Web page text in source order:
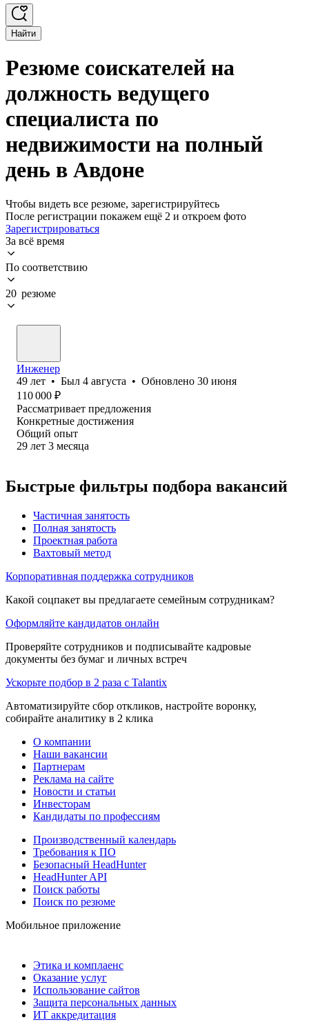
Найти
Резюме соискателей на
должность ведущего
специалиста по
недвижимости на полный
день в Авдоне
Чтобы видеть все резюме, зарегистрируйтесь
После регистрации покажем ещё 2 и откроем фото
Зарегистрироваться
За всё время
По соответствию
20 резюме
Инженер
49 лет • Был 4 августа • Обновлено 30 июня
110 000 ₽
Рассматривает предложения
Конкретные достижения
Общий опыт
29 лет 3 месяца
Быстрые фильтры подбора вакансий
Частичная занятость
Полная занятость
Проектная работа
Вахтовый метод
Корпоративная поддержка сотрудников
Какой соцпакет вы предлагаете семейным сотрудникам?
Оформляйте кандидатов онлайн
Проверяйте сотрудников и подписывайте кадровые
документы без бумаг и личных встреч
Ускорьте подбор в 2 раза с Talantix
Автоматизируйте сбор откликов, настройте воронку,
собирайте аналитику в 2 клика
О компании
Наши вакансии
Партнерам
Реклама на сайте
Новости и статьи
Инвесторам
Кандидаты по профессиям
Производственный календарь
Требования к ПО
Безопасный HeadHunter
HeadHunter API
Поиск работы
Поиск по резюме
Мобильное приложение
Этика и комплаенс
Оказание услуг
Использование сайтов
Защита персональных данных
ИТ аккредитация